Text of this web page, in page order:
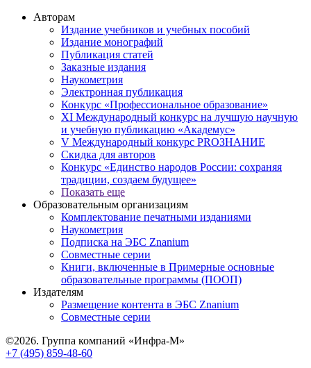
Авторам
Издание учебников и учебных пособий
Издание монографий
Публикация статей
Заказные издания
Наукометрия
Электронная публикация
Конкурс «Профессиональное образование»
XI Международный конкурс на лучшую научную
и учебную публикацию «Академус»
V Международный конкурс PROЗНАНИЕ
Скидка для авторов
Конкурс «Единство народов России: сохраняя
традиции, создаем будущее»
Показать еще
Образовательным организациям
Комплектование печатными изданиями
Наукометрия
Подписка на ЭБС Znanium
Совместные серии
Книги, включенные в Примерные основные
образовательные программы (ПООП)
Издателям
Размещение контента в ЭБС Znanium
Совместные серии
©2026. Группа компаний «Инфра-М»
+7 (495) 859-48-60